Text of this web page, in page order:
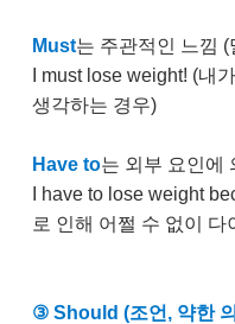
Must는 주관적인 느낌
I must lose weight! (내
생각하는 경우)
Have to는 외부 요인에
I have to lose weight
로 인해 어쩔 수 없이
③ Should (조언, 약한